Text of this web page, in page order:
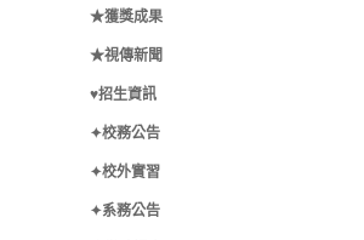
★獲獎成果
★視傳新聞
♥招生資訊
✦校務公告
✦校外實習
✦系務公告